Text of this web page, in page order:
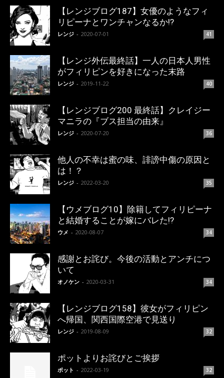
【レンジブログ187】女優のようなフィ
リピーナとワンチャンなるか!?
レンジ - 2020-07-01 41
【レンジ外伝最終話】一人の日本人男性
がフィリピンを好きになった末路
レンジ - 2019-11-22 40
【レンジブログ200 最終話】クレイジー
マニラの『ブス担当の由来』
レンジ - 2020-07-20 36
他人の不幸は蜜の味、誹謗中傷の原因と
は！？
レンジ - 2022-03-20 35
【ウメブログ10】除籍してフィリピーナ
と結婚することが嫁にバレた!?
ウメ - 2020-08-07 34
感謝とお詫び。今後の活動とアンチにつ
いて
オノケン - 2020-03-31 34
【レンジブログ158】彼女がフィリピン
へ帰国、関西国際空港で見送り
レンジ - 2019-08-09 32
ポットよりお詫びとご挨拶
ポット - 2022-03-19 32